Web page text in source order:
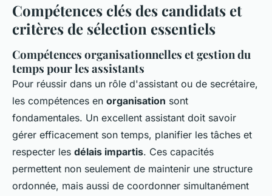
Compétences clés des candidats et
critères de sélection essentiels
Compétences organisationnelles et gestion du
temps pour les assistants
Pour réussir dans un rôle d'assistant ou de secrétaire,
les compétences en organisation sont
fondamentales. Un excellent assistant doit savoir
gérer efficacement son temps, planifier les tâches et
respecter les délais impartis. Ces capacités
permettent non seulement de maintenir une structure
ordonnée, mais aussi de coordonner simultanément